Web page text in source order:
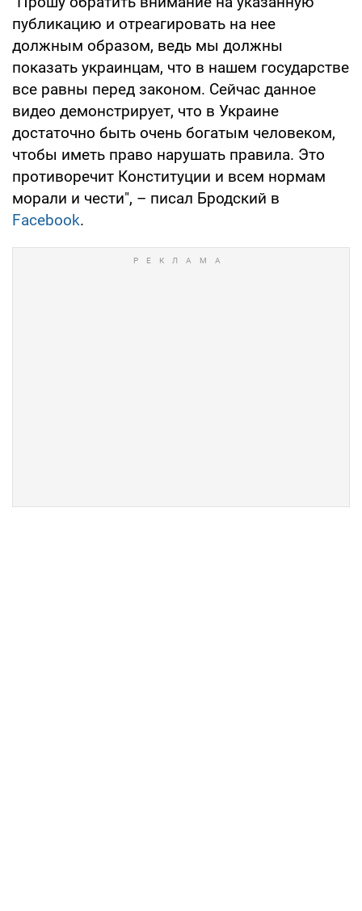
публикацию и отреагировать на нее
должным образом, ведь мы должны
показать украинцам, что в нашем государстве
все равны перед законом. Сейчас данное
видео демонстрирует, что в Украине
достаточно быть очень богатым человеком,
чтобы иметь право нарушать правила. Это
противоречит Конституции и всем нормам
морали и чести", – писал Бродский в
Facebook.